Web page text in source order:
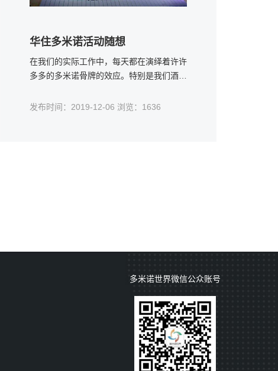
华住多米诺活动随想
在我们的实际工作中，每天都在演绎着许许
多多的多米诺骨牌的效应。特别是我们酒店
烦的表情、一条有污渍的毛巾、一个不经意
发布时间：2019-12-06 浏览：1636
多米诺世界微信公众账号